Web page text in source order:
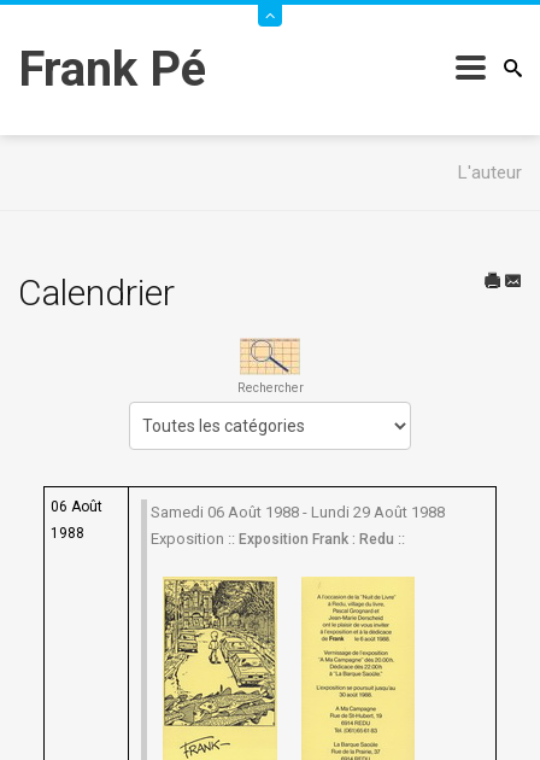
Frank Pé
L'auteur
Calendrier
Rechercher
06 Août
1988
Samedi 06 Août 1988 - Lundi 29 Août 1988
Exposition :: Exposition Frank : Redu ::